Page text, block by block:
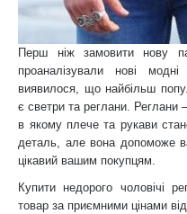
Перш ніж замовити нову
проаналізували нові
виявилося, що найбільш
є светри та реглани. Реглани
в якому плече та рукави
деталь, але вона допоможе
цікавий вашим покупцям.
Купити недорого чоловічі
товар за приємними цінами